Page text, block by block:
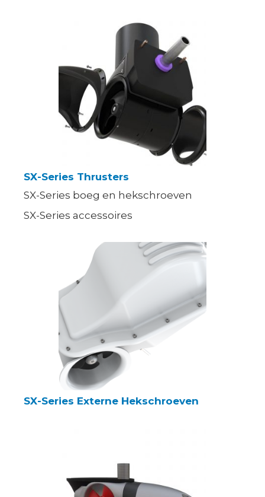
SX-Series Thrusters
SX-Series boeg en hekschroeven
SX-Series accessoires
SX-Series Externe Hekschroeven